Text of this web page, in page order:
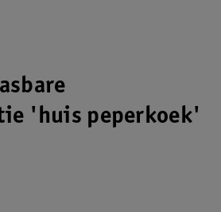
'huis peperkoek'